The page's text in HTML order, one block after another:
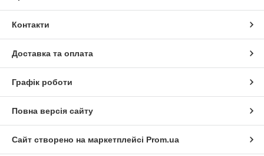
Контакти
Доставка та оплата
Графік роботи
Повна версія сайту
Сайт створено на маркетплейсі Prom.ua